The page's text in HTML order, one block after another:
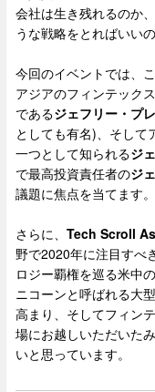
会社は生き残れるのか
うな戦略をとればいい
今回のイベントでは、
アジアのフィンテック
であるジェフリー・プ
としても有名)、そして
一つとして知られるジ
で最高投資責任者のジ
議題に焦点を当てます。
さらに、 Tech Scroll
野で2020年に注目すべ
ロジー覇権を巡る米中
ニコーンと呼ばれる大
高まり、そしてフィン
場にお越しいただいた
いと思っています。